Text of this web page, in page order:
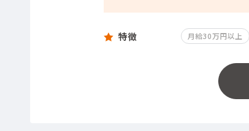
特徴 月給30万円以上